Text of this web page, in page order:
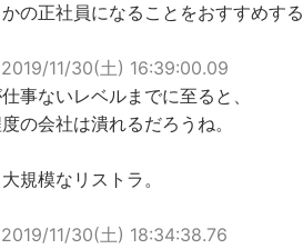
の正社員になることをおすすめする
2019/11/30(土) 16:39:00.09
事ないレベルまでに至ると、
の会社は潰れるだろうね。
規模なリストラ。
2019/11/30(土) 18:34:38.76